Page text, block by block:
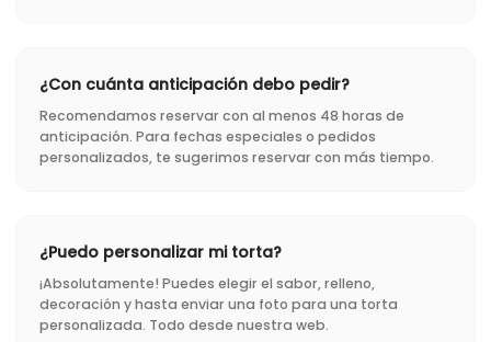
¿Con cuánta anticipación debo pedir?
Recomendamos reservar con al menos 48 horas de
anticipación. Para fechas especiales o pedidos
personalizados, te sugerimos reservar con más tiempo.
¿Puedo personalizar mi torta?
¡Absolutamente! Puedes elegir el sabor, relleno,
decoración y hasta enviar una foto para una torta
personalizada. Todo desde nuestra web.